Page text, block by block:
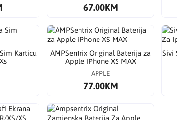
67.00KM
Karticu
AMPSentrix Original Baterija za
Apple iPhone XS MAX
APPLE
77.00KM
Sivi